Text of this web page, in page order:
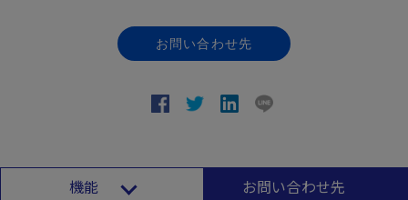
お問い合わせ先
機能 お問い合わせ先